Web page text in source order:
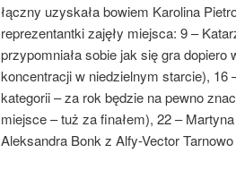
łączny uzyskała bowiem Karolina
reprezentantki zajęły miejsca: 9 –
przypomniała sobie jak się gra
koncentracji w niedzielnym starcie),
kategorii – za rok będzie na pewno
miejsce – tuż za finałem), 22 –
Aleksandra Bonk z Alfy-Vector